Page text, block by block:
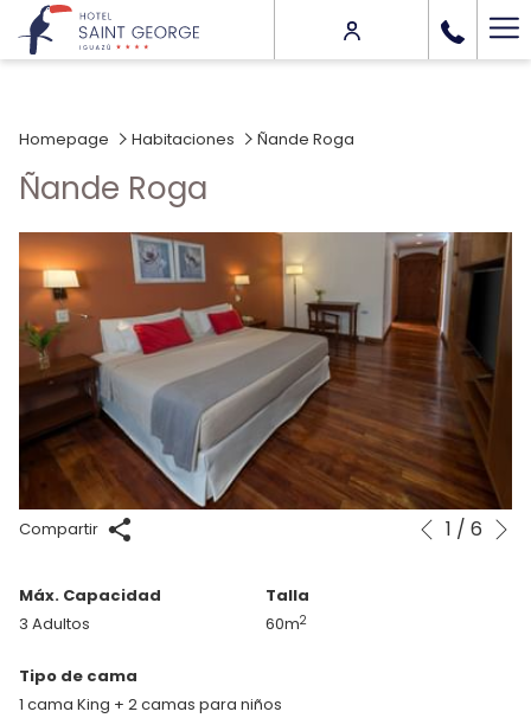
Homepage Habitaciones Ñande Roga
Ñande Roga
Compartir
Botones
AlAnterior
1 / 6
Máx. Capacidad
3 Adultos
Talla
60m2
Tipo de cama
1 cama King + 2 camas para niños